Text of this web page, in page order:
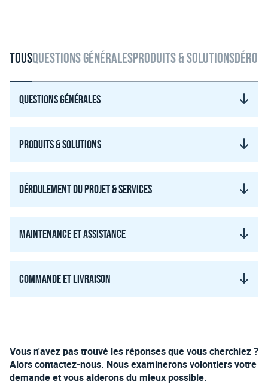
TousQuestions généralesProduits & solutions
Questions générales
Produits & solutions
Déroulement du projet & services
Maintenance et assistance
Commande et livraison
Vous n'avez pas trouvé les réponses que vous cherchiez ?
Alors contactez-nous. Nous examinerons volontiers votre
demande et vous aiderons du mieux possible.